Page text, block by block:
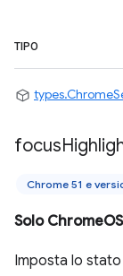
TIPO
focus
Chrome 51 e
Solo
Imposta lo stato